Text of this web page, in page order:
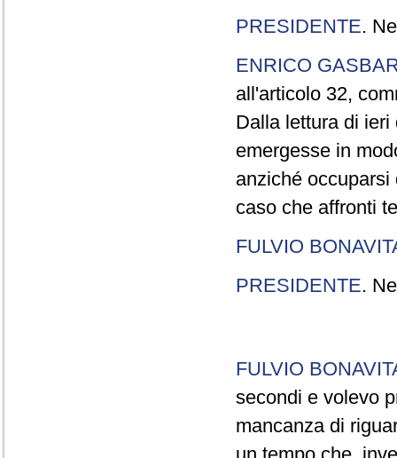
PRESIDENTE.
ENRICO
all'articolo 32,
Dalla lettura di
emergesse in
anziché
caso che affronti
FULVIO
PRESIDENTE.
FULVIO
secondi e volevo
mancanza di